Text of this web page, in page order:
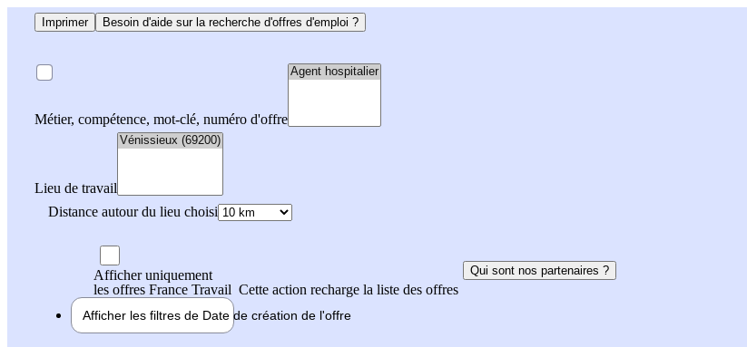
Imprimer Besoin d'aide sur la recherche d'offres d'emploi ?
Métier, compétence, mot-clé, numéro d'offre
Lieu de travail
Distance autour du lieu choisi
Afficher uniquement
les offres France Travail Cette action recharge la liste des offres
Qui sont nos partenaires ?
Afficher les filtres de Date de création de l'offre